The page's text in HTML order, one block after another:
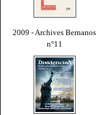
2009 - Archives Bernanos
n°11